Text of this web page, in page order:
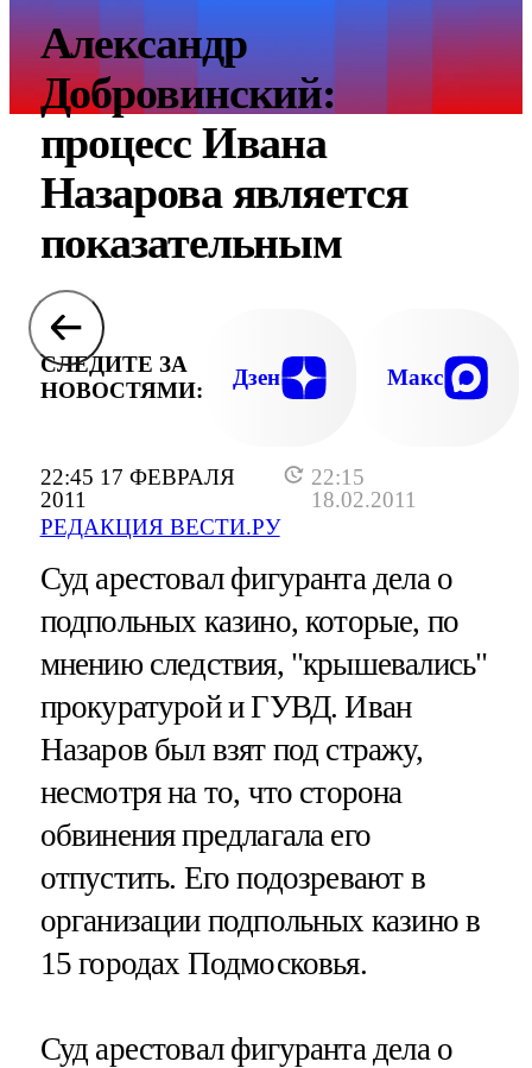
22:45 17 ФЕВРАЛЯ
2011
22:15
18.02.2011
РЕДАКЦИЯ ВЕСТИ.РУ
Александр
Добровинский:
процесс Ивана
Назарова является
показательным
СЛЕДИТЕ ЗА
НОВОСТЯМИ:
Дзен Макс
Суд арестовал фигуранта дела о
подпольных казино, которые, по
мнению следствия, "крышевались"
прокуратурой и ГУВД. Иван
Назаров был взят под стражу,
несмотря на то, что сторона
обвинения предлагала его
отпустить. Его подозревают в
организации подпольных казино в
15 городах Подмосковья.
Суд арестовал фигуранта дела о